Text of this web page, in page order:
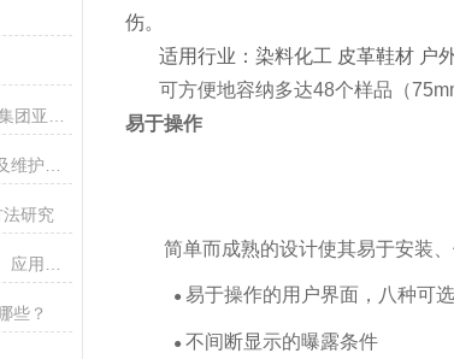
研究
些？
伤。
适用行业：染料化工 皮革鞋材 户
可方便地容纳多达48个样品（
易于操作
简单而成熟的设计使其易于安装
● 易于操作的用户界面，八种可
● 不间断显示的曝露条件